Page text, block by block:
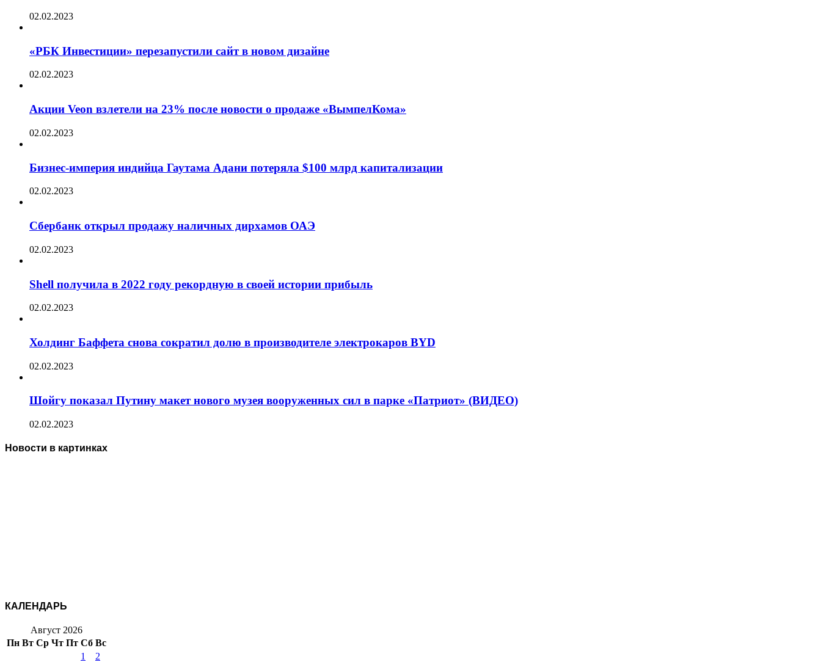
02.02.2023
«РБК Инвестиции» перезапустили сайт в новом дизайне
02.02.2023
Акции Veon взлетели на 23% после новости о продаже «ВымпелКома»
02.02.2023
Бизнес-империя индийца Гаутама Адани потеряла $100 млрд капитализации
02.02.2023
Сбербанк открыл продажу наличных дирхамов ОАЭ
02.02.2023
Shell получила в 2022 году рекордную в своей истории прибыль
02.02.2023
Холдинг Баффета снова сократил долю в производителе электрокаров BYD
02.02.2023
Шойгу показал Путину макет нового музея вооруженных сил в парке «Патриот» (ВИДЕО)
02.02.2023
Новости в картинках
КАЛЕНДАРЬ
Август 2026
Пн Вт Ср Чт Пт Сб Вс
1
2